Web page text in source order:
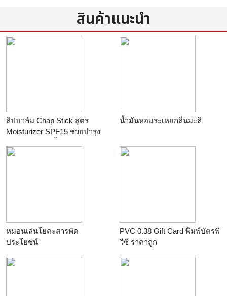
สินค้าแนะนำ
ลิปบาล์ม Chap Stick สูตร
Moisturizer SPF15 ช่วยบำรุง
หมองคล้ำ
น้ำมันหอมระเหยกลิ่นมะลิ
หมอนเล่นโยคะสารพัด
ประโยชน์
PVC 0.38 Gift Card พิมพ์บัตรพี
วีซี ราคาถูก